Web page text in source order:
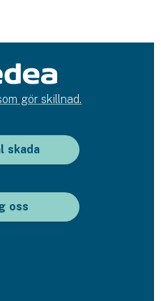
gör skillnad.
skada
oss